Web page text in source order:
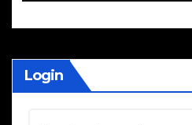
Login